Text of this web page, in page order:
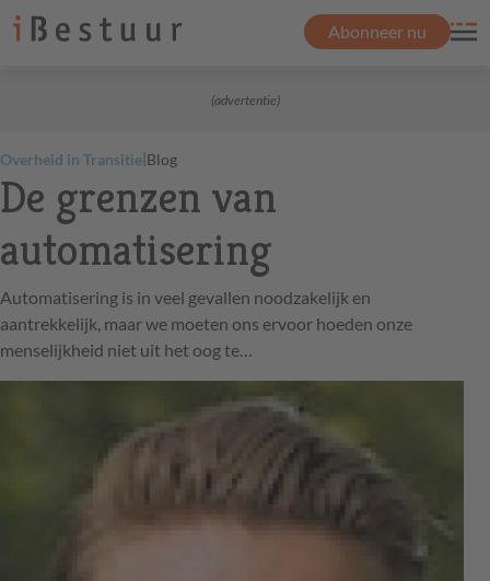
Abonneer nu
(advertentie)
Overheid in Transitie|Blog
De grenzen van
automatisering
Automatisering is in veel gevallen noodzakelijk en
aantrekkelijk, maar we moeten ons ervoor hoeden onze
menselijkheid niet uit het oog te…